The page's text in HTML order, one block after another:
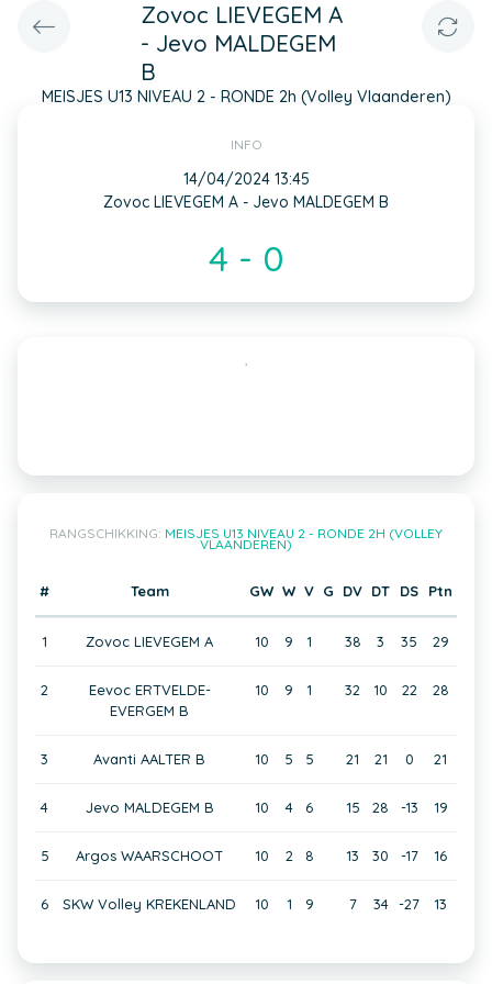
Zovoc LIEVEGEM A
- Jevo MALDEGEM
B
MEISJES U13 NIVEAU 2 - RONDE 2h (Volley Vlaanderen)
INFO
14/04/2024 13:45
Zovoc LIEVEGEM A - Jevo MALDEGEM B
4 - 0
RANGSCHIKKING: MEISJES U13 NIVEAU 2 - RONDE 2H (VOLLEY
VLAANDEREN)
# Team GW W V G DV DT DS Ptn
1 Zovoc LIEVEGEM A 10 9 1 38 3 35 29
2
Eevoc ERTVELDE-
EVERGEM B
10 9 1 32 10 22 28
3 Avanti AALTER B 10 5 5 21 21 0 21
4 Jevo MALDEGEM B 10 4 6 15 28 -13 19
5 Argos WAARSCHOOT 10 2 8 13 30 -17 16
6 SKW Volley KREKENLAND 10 1 9 7 34 -27 13